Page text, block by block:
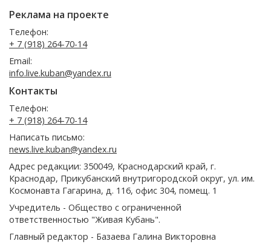
Реклама на проекте
Телефон:
+ 7 (918) 264-70-14
Email:
info.live.kuban@yandex.ru
Контакты
Телефон:
+ 7 (918) 264-70-14
Написать письмо:
news.live.kuban@yandex.ru
Адрес редакции: 350049, Краснодарский край, г.
Краснодар, Прикубанский внутригородской округ, ул. им.
Космонавта Гагарина, д. 116, офис 304, помещ. 1
Учредитель - Общество с ограниченной
ответственностью "Живая Кубань".
Главный редактор - Базаева Галина Викторовна